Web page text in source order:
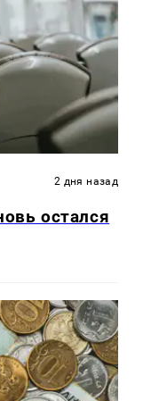
2 дня назад
остался